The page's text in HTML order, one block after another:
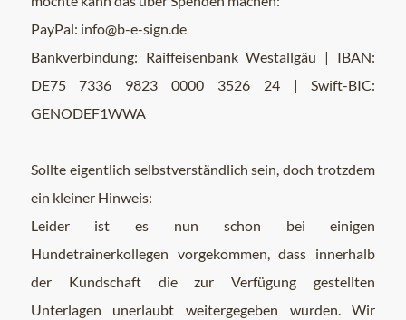
PayPal: info@b-e-sign.de
Bankverbindung: Raiffeisenbank Westallgäu | IBAN:
DE75 7336 9823 0000 3526 24 | Swift-BIC:
GENODEF1WWA
Sollte eigentlich selbstverständlich sein, doch trotzdem
ein kleiner Hinweis:
Leider ist es nun schon bei einigen
Hundetrainerkollegen vorgekommen, dass innerhalb
der Kundschaft die zur Verfügung gestellten
Unterlagen unerlaubt weitergegeben wurden. Wir